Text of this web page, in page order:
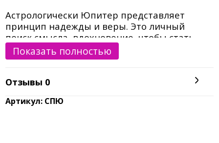
Астрологически Юпитер представляет
принцип надежды и веры. Это личный
поиск смысла, вдохновение, чтобы стать
лучше, стремиться к нашим мечтам и
видениям, рисковать и дотянуться до звезд.
развитие души - все то, что расширяет наши
Юпитер также может иметь ненасытный
Показать полностью
Отзывы 0
Артикул: СПЮ